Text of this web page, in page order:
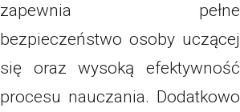
zapewnia pełne
bezpieczeństwo osoby uczącej
się oraz wysoką efektywność
procesu nauczania. Dodatkowo